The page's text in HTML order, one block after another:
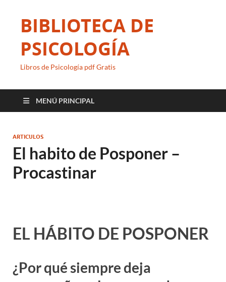
BIBLIOTECA DE
PSICOLOGÍA
Libros de Psicología pdf Gratis
MENÚ PRINCIPAL
ARTICULOS
El habito de Posponer –
Procastinar
EL HÁBITO DE POSPONER
¿Por qué siempre deja